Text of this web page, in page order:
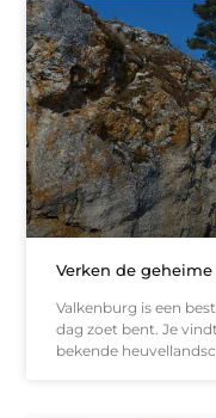
Verken de
Valkenburg is een
dag zoet bent. Je
bekende